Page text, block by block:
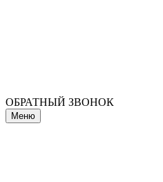
ОБРАТНЫЙ ЗВОНОК
Меню